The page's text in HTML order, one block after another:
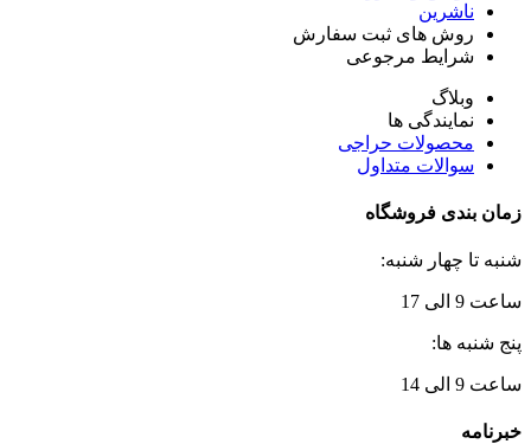
ناشرین
روش های ثبت سفارش
شرایط مرجوعی
وبلاگ
نمایندگی ها
محصولات حراجی
سوالات متداول
زمان بندی فروشگاه
شنبه تا چهار شنبه:
ساعت 9 الی 17
پنج شنبه ها:
ساعت 9 الی 14
خبرنامه